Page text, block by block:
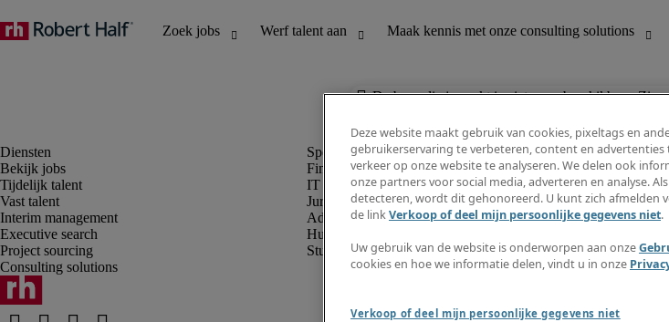
De baan die je zoekt is niet meer beschikbaar. Zie
Bekijk jobs
Tijdelijk talent
Vast talent
Interim management
Executive search
Project sourcing
Consulting solutions
Finance en boekhouding
IT en digital
Juridisch
Administratie en office support
Human resources
Student
Ontdek
Timesheets
Maak
Deze website maakt gebruik van cookies, pixeltags en
gebruikerservaring te verbeteren, content en
verkeer op onze website te analyseren. We delen ook
onze partners voor social media, adverteren en analyse.
detecteren, wordt dit gehonoreerd. U kunt zich afmelden
de linkVerkoop of deel mijn persoonlijke gegevens niet.
Uw gebruik van de website is onderworpen aan onze
cookies en hoe we informatie delen, vindt u in onze
Verkoop of deel mijn persoonlijke gegevens niet